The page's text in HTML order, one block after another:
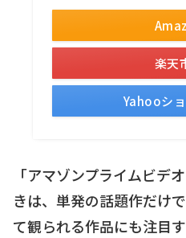
楽天
Yahooシ
「アマゾンプライムビデ
きは、単発の話題作だけ
て観られる作品にも注目